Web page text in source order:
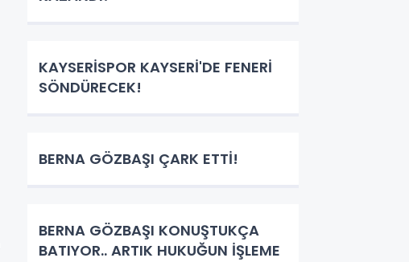
KAYSERİSPOR KAYSERİ'DE FENERİ
SÖNDÜRECEK!
BERNA GÖZBAŞI ÇARK ETTİ!
BERNA GÖZBAŞI KONUŞTUKÇA
BATIYOR.. ARTIK HUKUĞUN İŞLEME